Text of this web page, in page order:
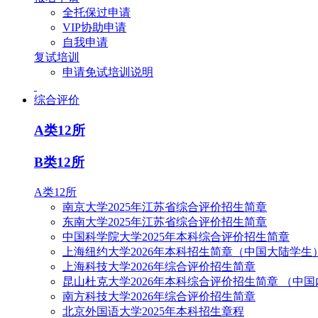
全托保过申请
VIP协助申请
自我申请
复试培训
申请免试培训说明
综合评价
A类12所
B类12所
A类12所
南京大学2025年江苏省综合评价招生简章
东南大学2025年江苏省综合评价招生简章
中国科学院大学2025年本科综合评价招生简章
上海纽约大学2026年本科招生简章（中国大陆学生）
上海科技大学2026年综合评价招生简章
昆山杜克大学2026年本科综合评价招生简章 （中国
南方科技大学2026年综合评价招生简章
北京外国语大学2025年本科招生章程